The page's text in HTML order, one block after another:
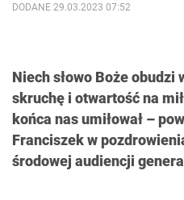
Niech słowo Boże obudzi
skruchę i otwartość na
końca nas umiłował –
Franciszek w
środowej audiencji
DODANE 29.03.2023 07:52